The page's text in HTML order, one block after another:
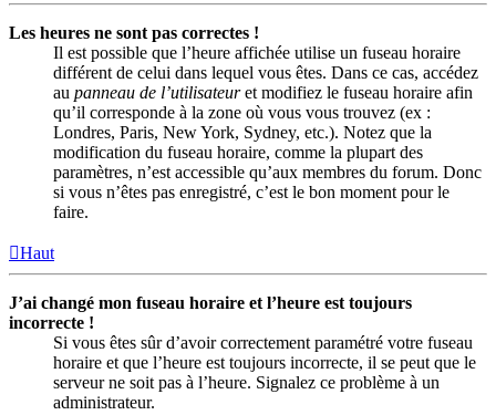
Les heures ne sont pas correctes !
Il est possible que l’heure affichée utilise un fuseau horaire
différent de celui dans lequel vous êtes. Dans ce cas, accédez
au panneau de l’utilisateuret modifiez le fuseau horaire afin
qu’il corresponde à la zone où vous vous trouvez (ex :
Londres, Paris, New York, Sydney, etc.). Notez que la
modification du fuseau horaire, comme la plupart des
paramètres, n’est accessible qu’aux membres du forum. Donc
si vous n’êtes pas enregistré, c’est le bon moment pour le
faire.
Haut
J’ai changé mon fuseau horaire et l’heure est toujours
incorrecte !
Si vous êtes sûr d’avoir correctement paramétré votre fuseau
horaire et que l’heure est toujours incorrecte, il se peut que le
serveur ne soit pas à l’heure. Signalez ce problème à un
administrateur.